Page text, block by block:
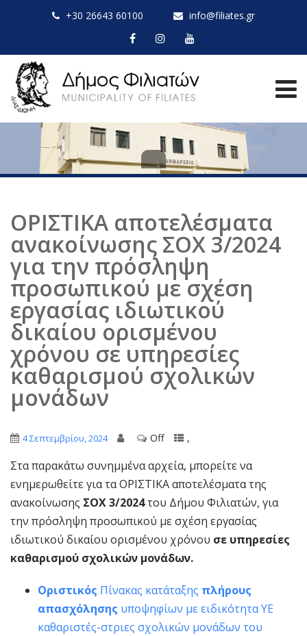
+30 26643 60100 info@filiates.gr
ΟΡΙΣΤΙΚΑ αποτελέσματα
ανακοίνωσης ΣΟΧ 3/2024
για την πρόσληψη
προσωπικού με σχέση
εργασίας ιδιωτικού
δικαίου ορισμένου
χρόνου σε υπηρεσίες
καθαρισμού σχολικών
μονάδων
4 Σεπτεμβρίου, 2024 Off ,
Στα παρακάτω συνημμένα αρχεία, μπορείτε να
ενημερωθείτε για τα ΟΡΙΣΤΙΚΑ αποτελέσματα της
ανακοίνωσης ΣΟΧ 3/2024του Δήμου Φιλιατών, για
την πρόσληψη προσωπικού με σχέση εργασίας
ιδιωτικού δικαίου ορισμένου χρόνου σε υπηρεσίες
καθαρισμού σχολικών μονάδων.
Οριστικός Πίνακας κατάταξης πλήρους
απασχόλησης υποψηφίων με ειδικότητα ΥΕ
καθαριστές-στριες σχολικών μονάδων του